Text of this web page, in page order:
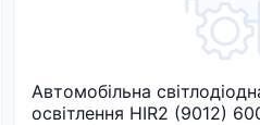
Автомобільна
освітлення HIR2 (9012)